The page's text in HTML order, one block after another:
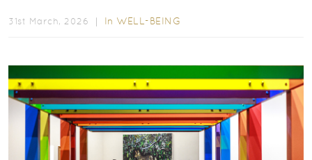
31st March, 2026 ｜ In WELL-BEING